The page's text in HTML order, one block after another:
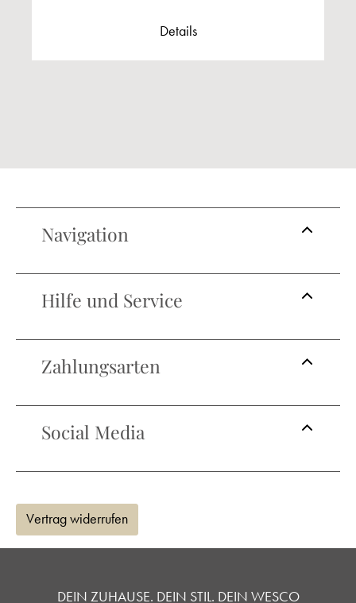
Details
Navigation
Hilfe und Service
Zahlungsarten
Social Media
Vertrag widerrufen
DEIN ZUHAUSE. DEIN STIL. DEIN WESCO